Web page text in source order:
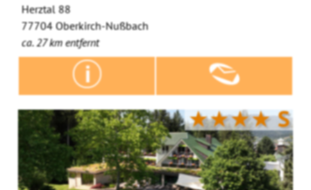
Herztal 88
77704 Oberkirch-Nußbach
ca. 27 km entfernt
★★★★S